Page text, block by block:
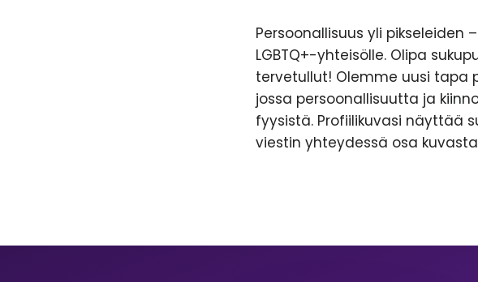
Persoonallisuus yli pikseleiden
LGBTQ+-yhteisölle. Olipa
tervetullut! Olemme uusi tapa
jossa persoonallisuutta ja
fyysistä. Profiilikuvasi näyttää
viestin yhteydessä osa